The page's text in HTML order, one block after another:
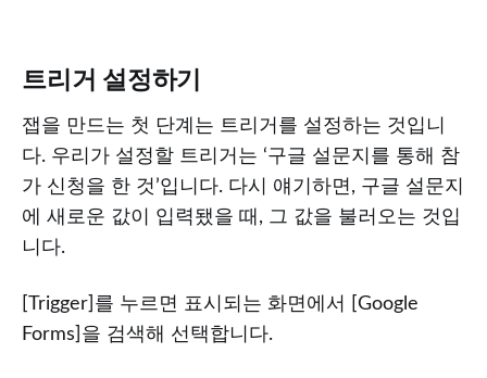
트리거 설정하기
잽을 만드는 첫 단계는 트리거를 설정하는 것입니
다. 우리가 설정할 트리거는 ‘구글 설문지를 통해 참
가 신청을 한 것’입니다. 다시 얘기하면, 구글 설문지
에 새로운 값이 입력됐을 때, 그 값을 불러오는 것입
니다.
[Trigger]를 누르면 표시되는 화면에서 [Google
Forms]을 검색해 선택합니다.